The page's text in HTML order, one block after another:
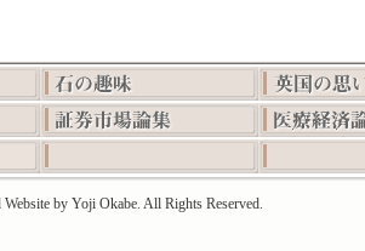
by Yoji Okabe. All Rights Reserved.